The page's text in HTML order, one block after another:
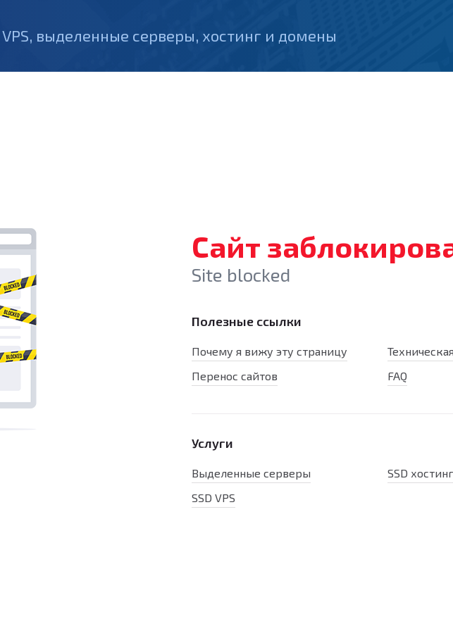
выделенные серверы, хостинг и домены
Сайт
Site blocked
Полезные ссылки
Почему я вижу эту страницу
Перенос сайтов
FAQ
Услуги
Выделенные серверы
SSD VPS
SSD хостинг